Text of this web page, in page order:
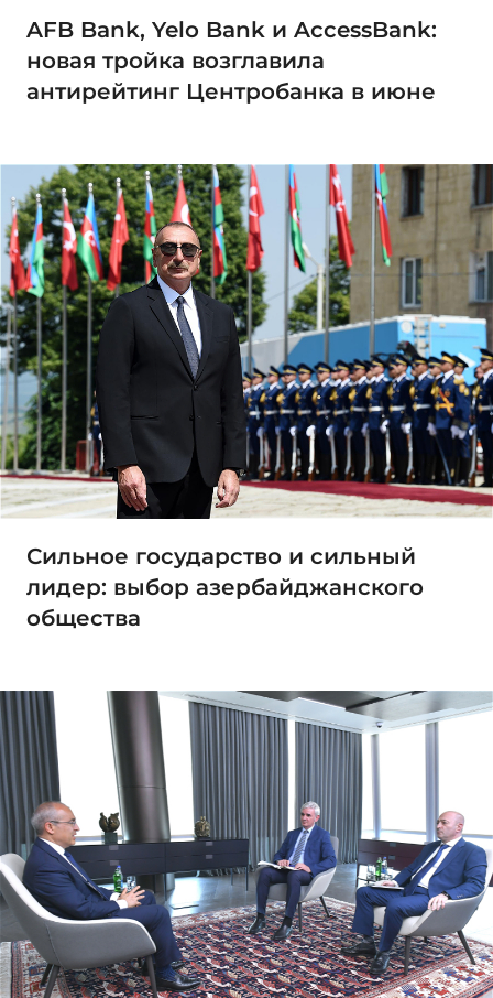
AFB Bank, Yelo Bank и AccessBank:
новая тройка возглавила
антирейтинг Центробанка в июне
Сильное государство и сильный
лидер: выбор азербайджанского
общества